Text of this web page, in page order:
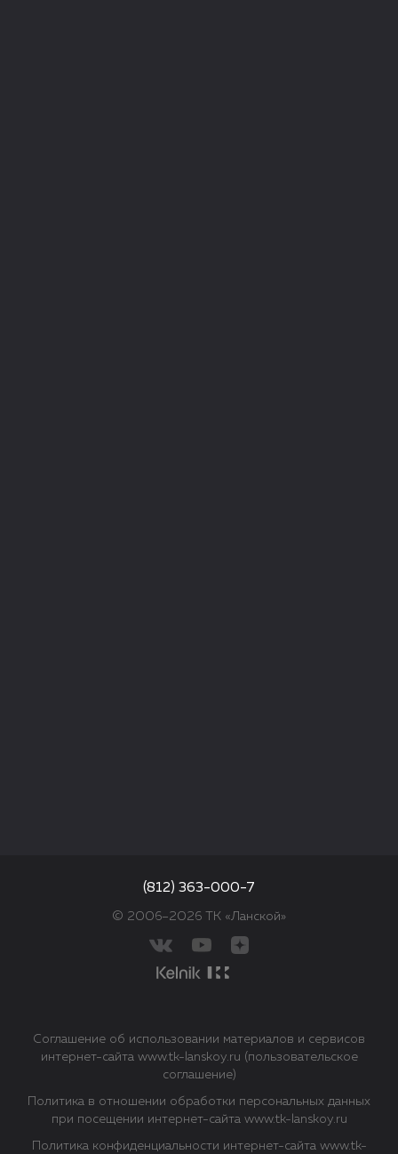
© 2006–2026 ТК «Ланской»
(812) 363-000-7
Политика в отношении обработки персональных данных
при посещении интернет-сайта www.tk-lanskoy.ru
Соглашение об использовании материалов и сервисов
интернет-сайта www.tk-lanskoy.ru (пользовательское
соглашение)
Политика конфиденциальности интернет-сайта www.tk-